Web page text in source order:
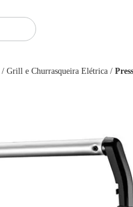
/ Grill e Churrasqueira Elétrica /